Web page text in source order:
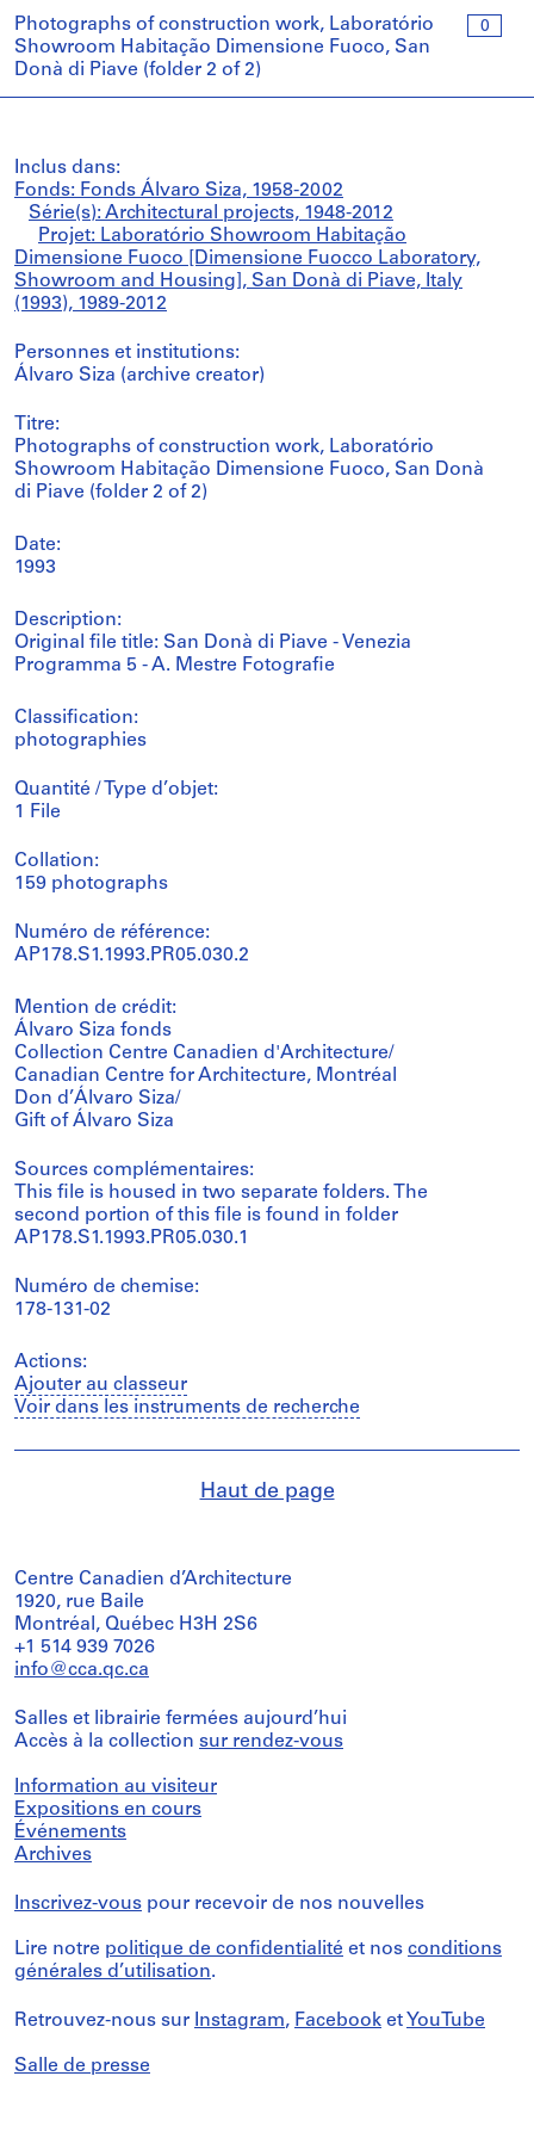
0
Photographs of construction work, Laboratório
Showroom Habitação Dimensione Fuoco, San
Donà di Piave (folder 2 of 2)
Inclus dans:
Fonds: Fonds Álvaro Siza, 1958-2002
Série(s): Architectural projects, 1948-2012
Projet: Laboratório Showroom Habitação
Dimensione Fuoco [Dimensione Fuocco Laboratory,
Showroom and Housing], San Donà di Piave, Italy
(1993), 1989-2012
Personnes et institutions:
Álvaro Siza (archive creator)
Titre:
Photographs of construction work, Laboratório
Showroom Habitação Dimensione Fuoco, San Donà
di Piave (folder 2 of 2)
Date:
1993
Description:
Original file title: San Donà di Piave - Venezia
Programma 5 - A. Mestre Fotografie
Classification:
photographies
Quantité / Type d’objet:
1 File
Collation:
159 photographs
Numéro de référence:
AP178.S1.1993.PR05.030.2
Mention de crédit:
Álvaro Siza fonds
Collection Centre Canadien d'Architecture/
Canadian Centre for Architecture, Montréal
Don d’Álvaro Siza/
Gift of Álvaro Siza
Sources complémentaires:
This file is housed in two separate folders. The
second portion of this file is found in folder
AP178.S1.1993.PR05.030.1
Numéro de chemise:
178-131-02
Actions:
Ajouter au classeur
Voir dans les instruments de recherche
Haut de page
Centre Canadien d’Architecture
1920, rue Baile
Montréal, Québec H3H 2S6
+1 514 939 7026
info@cca.qc.ca
Salles et librairie fermées aujourd’hui
Accès à la collection sur rendez-vous
Information au visiteur
Expositions en cours
Événements
Archives
Inscrivez-vous pour recevoir de nos nouvelles
Lire notre politique de confidentialité et nos conditions
générales d’utilisation.
Retrouvez-nous sur Instagram, Facebook et YouTube
Salle de presse